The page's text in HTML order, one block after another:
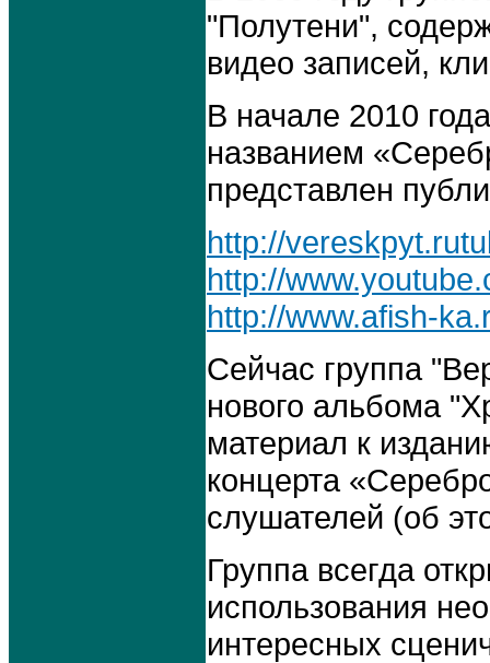
"Полутени",
видео записей,
В начале 2010
названием
представлен
http://
http://
http://www.afish-
Сейчас группа
нового альбома
материал к
концерта
слушателей (об
Группа всегда
использования
интересных